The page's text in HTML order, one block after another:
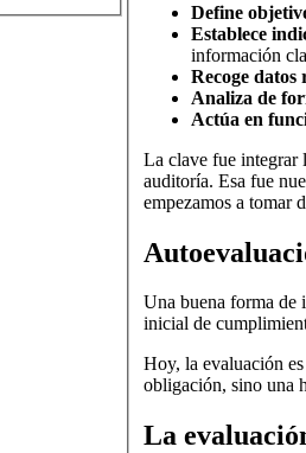
Define
Establece
información
Recoge datos
Analiza de
Actúa en
La clave fue integrar
auditoría. Esa fue
empezamos a tomar
Una buena forma de
inicial de
Hoy, la evaluación
obligación, sino una
La